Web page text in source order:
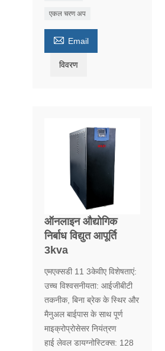
एकल चरण अप
 Email
विवरण
ऑनलाइन औद्योगिक
निर्बाध विद्युत आपूर्ति
3kva
एमएक्सडी 11 3केवीए विशेषताएं:
उच्च विश्वसनीयता: आईजीबीटी
तकनीक, बिना ब्रेक के स्थिर और
मैनुअल बाईपास के साथ पूर्ण
माइक्रोप्रोसेसर नियंत्रण
हाई लेवल डायग्नोस्टिक्स: 128